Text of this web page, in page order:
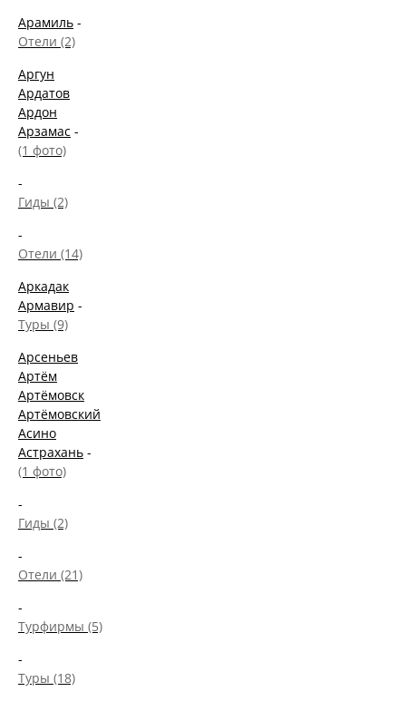
Арамиль -
Отели (2)
Аргун
Ардатов
Ардон
Арзамас -
(1 фото)
-
Гиды (2)
-
Отели (14)
Аркадак
Армавир -
Туры (9)
Арсеньев
Артём
Артёмовск
Артёмовский
Асино
Астрахань -
(1 фото)
-
Гиды (2)
-
Отели (21)
-
Турфирмы (5)
-
Туры (18)